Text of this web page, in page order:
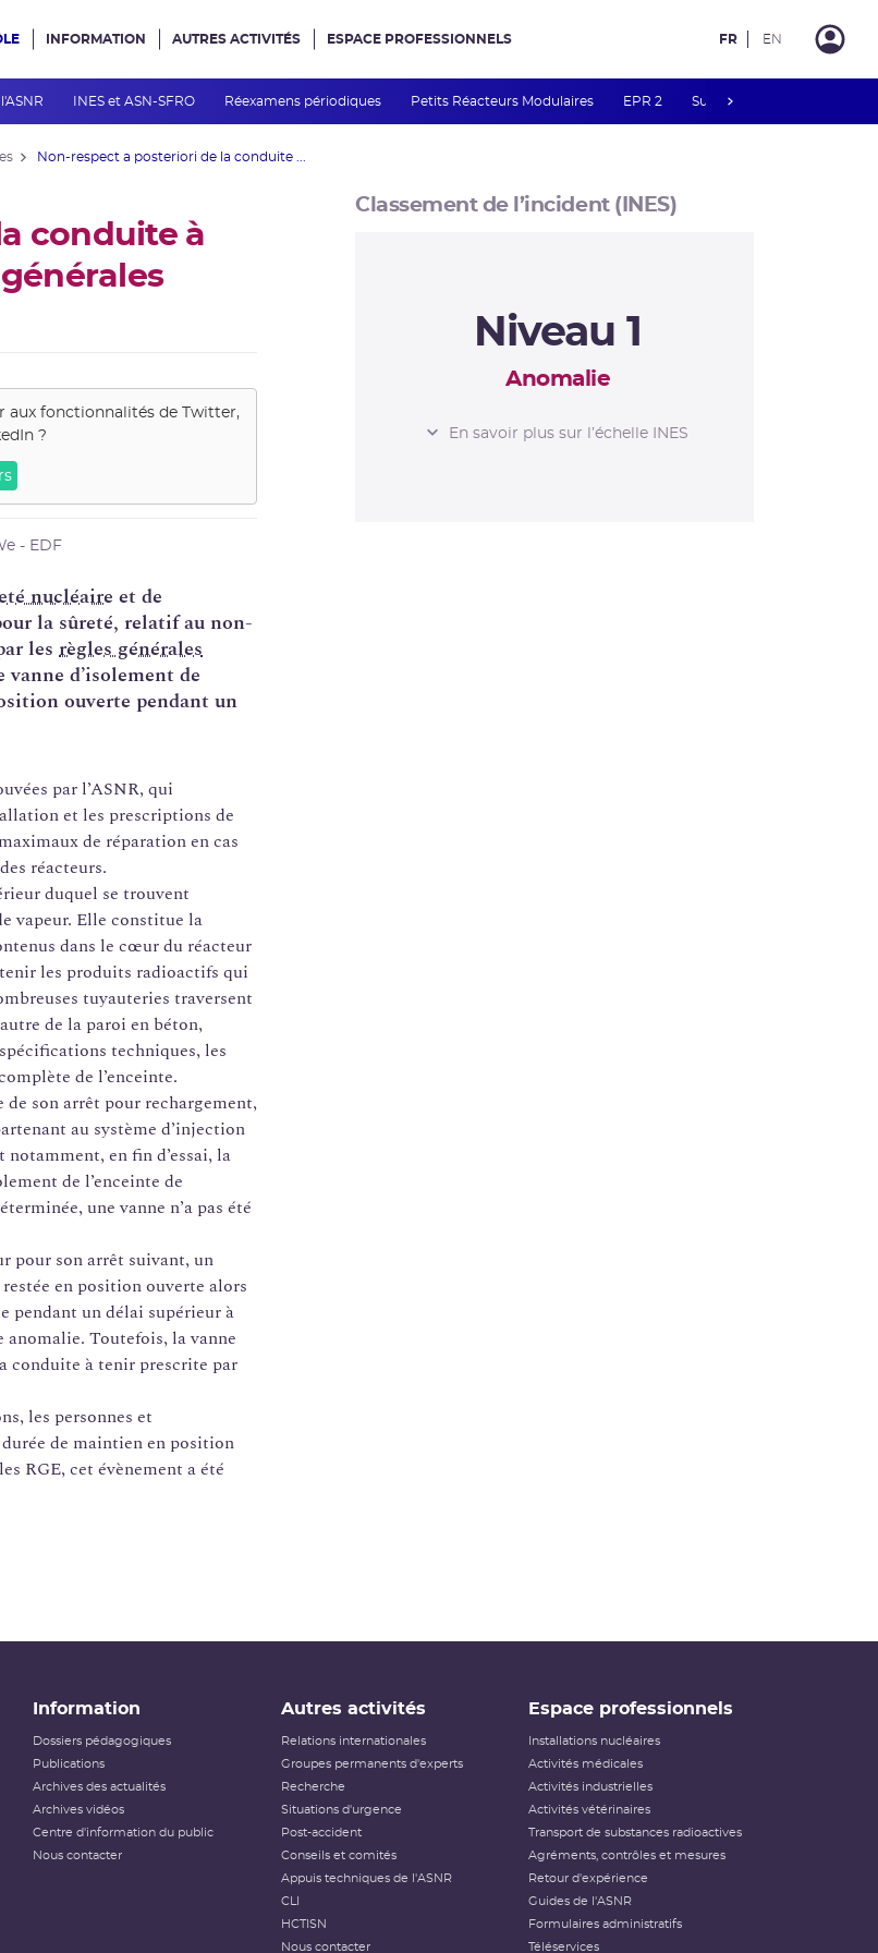
INES et ASN-SFRO Réexamens périodiques Petits Réacteurs Modulaires EPR 2 Surveillance des PFAS
INFORMATION AUTRES ACTIVITÉS ESPACE PROFESSIONNELS FR EN
Non-respect a posteriori de la conduite ...
conduite à
aux fonctionnalités de
Twitter,
?
- EDF
nucléaire et de
la sûreté, relatif au non-
les règles générales
d’isolement de
ouverte pendant un
par l’ASNR, qui
et les prescriptions de
de réparation en cas
réacteurs.
duquel se trouvent
vapeur. Elle constitue la
dans le cœur du réacteur
les produits radioactifs qui
tuyauteries traversent
de la paroi en béton,
techniques, les
de l’enceinte.
de son arrêt pour rechargement,
au système d’injection
notamment, en fin d’essai, la
de l’enceinte de
une vanne n’a pas été
pour son arrêt suivant, un
en position ouverte alors
pendant un délai supérieur à
Toutefois, la vanne
conduite à tenir prescrite par
les personnes et
de maintien en position
RGE, cet évènement a été
Classement de l’incident (INES)
Niveau 1
Anomalie
L’ÉCHELLE INES
En savoir plus sur l’échelle INES
Information
Dossiers pédagogiques
Publications
Archives des actualités
Archives vidéos
Centre d'information du public
Nous contacter
Autres activités
Relations internationales
Groupes permanents d'experts
Recherche
Situations d'urgence
Post-accident
Conseils et comités
Appuis techniques de l'ASNR
CLI
HCTISN
Nous contacter
Espace professionnels
Installations nucléaires
Activités médicales
Activités industrielles
Activités vétérinaires
Transport de substances radioactives
Agréments, contrôles et mesures
Retour d'expérience
Guides de l'ASNR
Formulaires administratifs
Téléservices